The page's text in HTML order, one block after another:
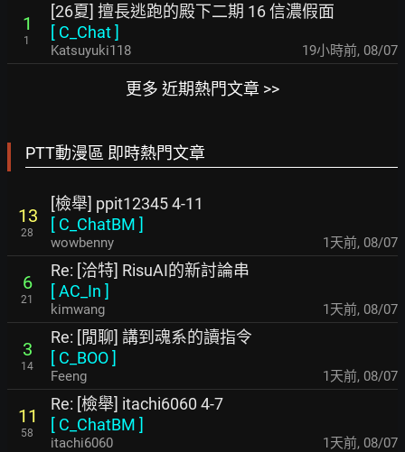
1
1
[26夏] 擅長逃跑的殿下二期 16 信濃假面
[ C_Chat]
Katsuyuki118 19小時前, 08/07
更多 近期熱門文章 >>
PTT動漫區 即時熱門文章
13
28
[檢舉] ppit12345 4-11
[ C_ChatBM ]
wowbenny 1天前, 08/07
6
21
Re: [洽特] RisuAI的新討論串
[AC_In ]
kimwang 1天前, 08/07
3
14
Re: [閒聊] 講到魂系的讀指令
[ C_BOO]
Feeng 1天前, 08/07
11
58
Re: [檢舉] itachi6060 4-7
[ C_ChatBM ]
itachi6060 1天前, 08/07